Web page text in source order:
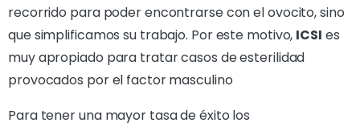
recorrido para poder encontrarse con el ovocito, sino
que simplificamos su trabajo. Por este motivo, ICSI es
muy apropiado para tratar casos de esterilidad
provocados por el factor masculino
Para tener una mayor tasa de éxito los